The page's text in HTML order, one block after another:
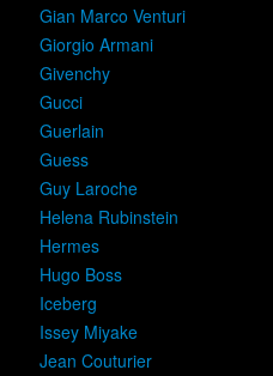
Gian Marco Venturi
Giorgio Armani
Givenchy
Gucci
Guerlain
Guess
Guy Laroche
Helena Rubinstein
Hermes
Hugo Boss
Iceberg
Issey Miyake
Jean Couturier